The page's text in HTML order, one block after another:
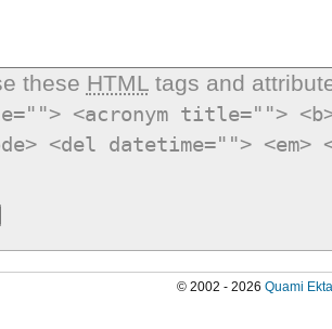
these HTMLtags and
<acronym title="">
<del datetime="">
© 2002 - 2026 Quami